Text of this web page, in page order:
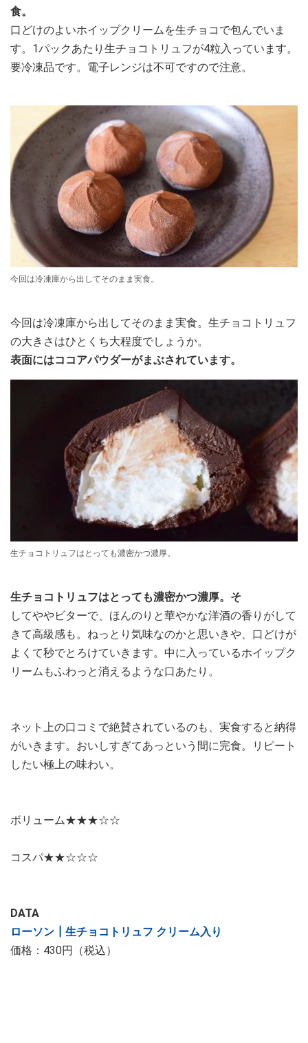
食。
口どけのよいホイップクリームを生チョコで包んでいま
す。1パックあたり生チョコトリュフが4粒入っています。
要冷凍品です。電子レンジは不可ですので注意。
今回は冷凍庫から出してそのまま実食。
今回は冷凍庫から出してそのまま実食。生チョコトリュフ
の大きさはひとくち大程度でしょうか。
表面にはココアパウダーがまぶされています。
生チョコトリュフはとっても濃密かつ濃厚。
生チョコトリュフはとっても濃密かつ濃厚。そ
してややビターで、ほんのりと華やかな洋酒の香りがして
きて高級感も。ねっとり気味なのかと思いきや、口どけが
よくて秒でとろけていきます。中に入っているホイップク
リームもふわっと消えるような口あたり。
ネット上の口コミで絶賛されているのも、実食すると納得
がいきます。おいしすぎてあっという間に完食。リピート
したい極上の味わい。
ボリューム★★★☆☆
コスパ★★☆☆☆
DATA
ローソン┃生チョコトリュフ クリーム入り
価格：430円（税込）